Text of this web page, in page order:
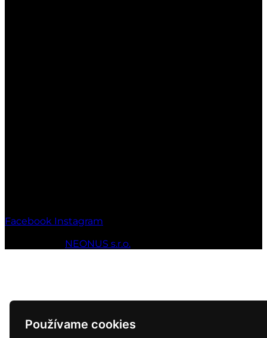
Používame cookies
Facebook Instagram
NEONUS s.r.o.